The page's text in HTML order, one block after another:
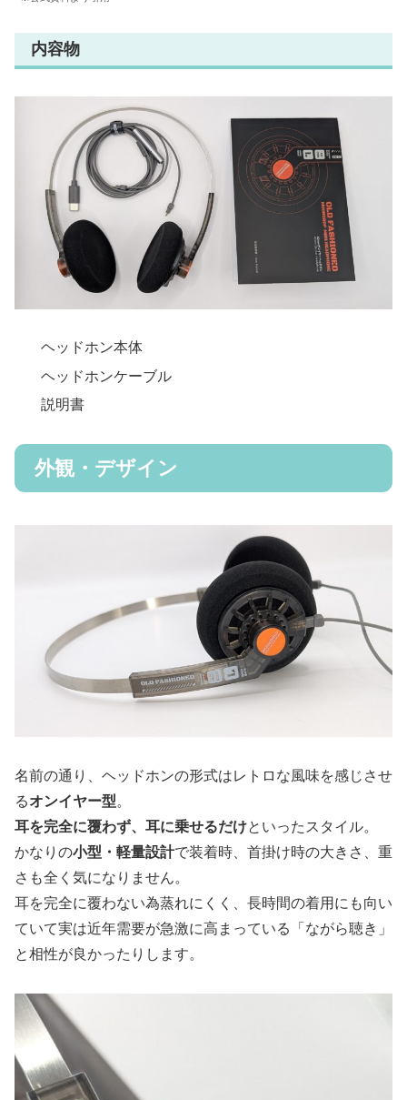
内容物
ヘッドホン本体
ヘッドホンケーブル
説明書
外観・デザイン
名前の通り、ヘッドホンの形式はレトロな風味を感じさせ
るオンイヤー型。
耳を完全に覆わず、耳に乗せるだけといったスタイル。
かなりの小型・軽量設計で装着時、首掛け時の大きさ、重
さも全く気になりません。
耳を完全に覆わない為蒸れにくく、長時間の着用にも向い
ていて実は近年需要が急激に高まっている「ながら聴き」
と相性が良かったりします。